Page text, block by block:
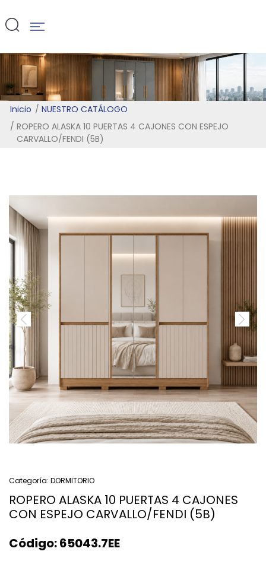
Inicio
NUESTRO CATÁLOGO
ROPERO ALASKA 10 PUERTAS 4 CAJONES CON ESPEJO
CARVALLO/FENDI (5B)
Categoría: DORMITORIO
ROPERO ALASKA 10 PUERTAS 4 CAJONES
CON ESPEJO CARVALLO/FENDI (5B)
Código:65043.7EE